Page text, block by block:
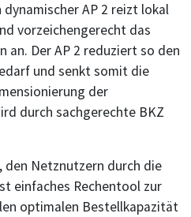
AP 2 reizt lokal
vorzeichengerecht das
Der AP 2 reduziert so den
und senkt somit die
der
durch sachgerechte BKZ
den Netznutzern durch die
einfaches Rechentool zur
optimalen Bestellkapazität